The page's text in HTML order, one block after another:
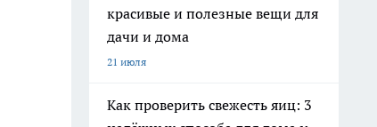
красивые и полезные вещи для
дачи и дома
21 июля
Как проверить свежесть яиц: 3